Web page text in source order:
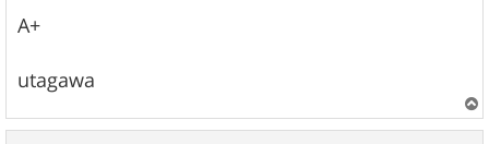
A+
utagawa
a